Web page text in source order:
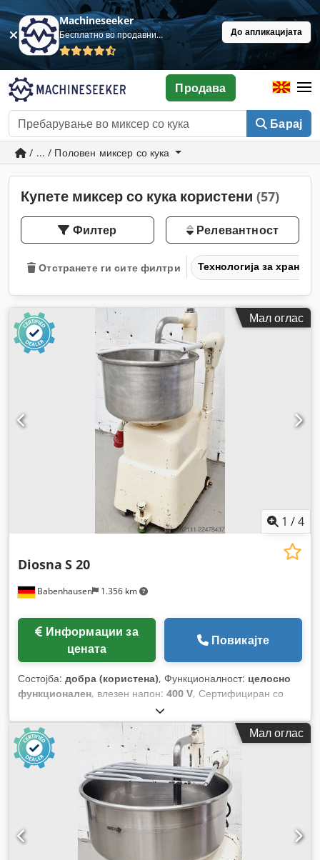
Machineseeker
Бесплатно во продавница До апликацијата
Барај
Продава
/ ... / Половен миксер со кука
Купете миксер со кука користени (57)
Филтер Релевантност
Отстранете ги сите филтри Технологија за храна
Мал оглас
1 /4
Babenhausen 1.356 km
Diosna S 20
цената
Повикајте
Состојба: добра (користена), Функционалност: целосно
функционален, влезен напон: 400 V, Сертифициран со
, вкупна тежина:
фреквенција:50 Hz, електричен осигурач:16 A,
Мал оглас